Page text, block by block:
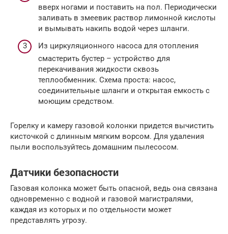
вверх ногами и поставить на пол. Периодически
заливать в змеевик раствор лимонной кислоты
и вымывать накипь водой через шланги.
Из циркуляционного насоса для отопления
смастерить бустер – устройство для
перекачивания жидкости сквозь
теплообменник. Схема проста: насос,
соединительные шланги и открытая емкость с
моющим средством.
Горелку и камеру газовой колонки придется вычистить
кисточкой с длинным мягким ворсом. Для удаления
пыли воспользуйтесь домашним пылесосом.
Датчики безопасности
Газовая колонка может быть опасной, ведь она связана
одновременно с водной и газовой магистралями,
каждая из которых и по отдельности может
представлять угрозу.